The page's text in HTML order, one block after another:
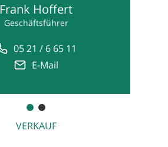
Frank Hoffert
Geschäftsführer
05 21 / 6 65 11
E-Mail
VERKAUF